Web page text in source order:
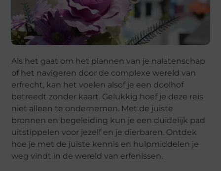
Als het gaat om het plannen van je nalatenschap
of het navigeren door de complexe wereld van
erfrecht, kan het voelen alsof je een doolhof
betreedt zonder kaart. Gelukkig hoef je deze reis
niet alleen te ondernemen. Met de juiste
bronnen en begeleiding kun je een duidelijk pad
uitstippelen voor jezelf en je dierbaren. Ontdek
hoe je met de juiste kennis en hulpmiddelen je
weg vindt in de wereld van erfenissen.